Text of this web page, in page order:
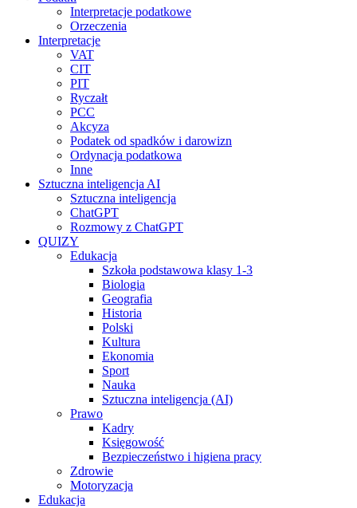
Interpretacje podatkowe
Orzeczenia
Interpretacje
VAT
CIT
PIT
Ryczałt
PCC
Akcyza
Podatek od spadków i darowizn
Ordynacja podatkowa
Inne
Sztuczna inteligencja AI
Sztuczna inteligencja
ChatGPT
Rozmowy z ChatGPT
QUIZY
Edukacja
Szkoła podstawowa klasy 1-3
Biologia
Geografia
Historia
Polski
Kultura
Ekonomia
Sport
Nauka
Sztuczna inteligencja (AI)
Prawo
Kadry
Księgowość
Bezpieczeństwo i higiena pracy
Zdrowie
Motoryzacja
Edukacja